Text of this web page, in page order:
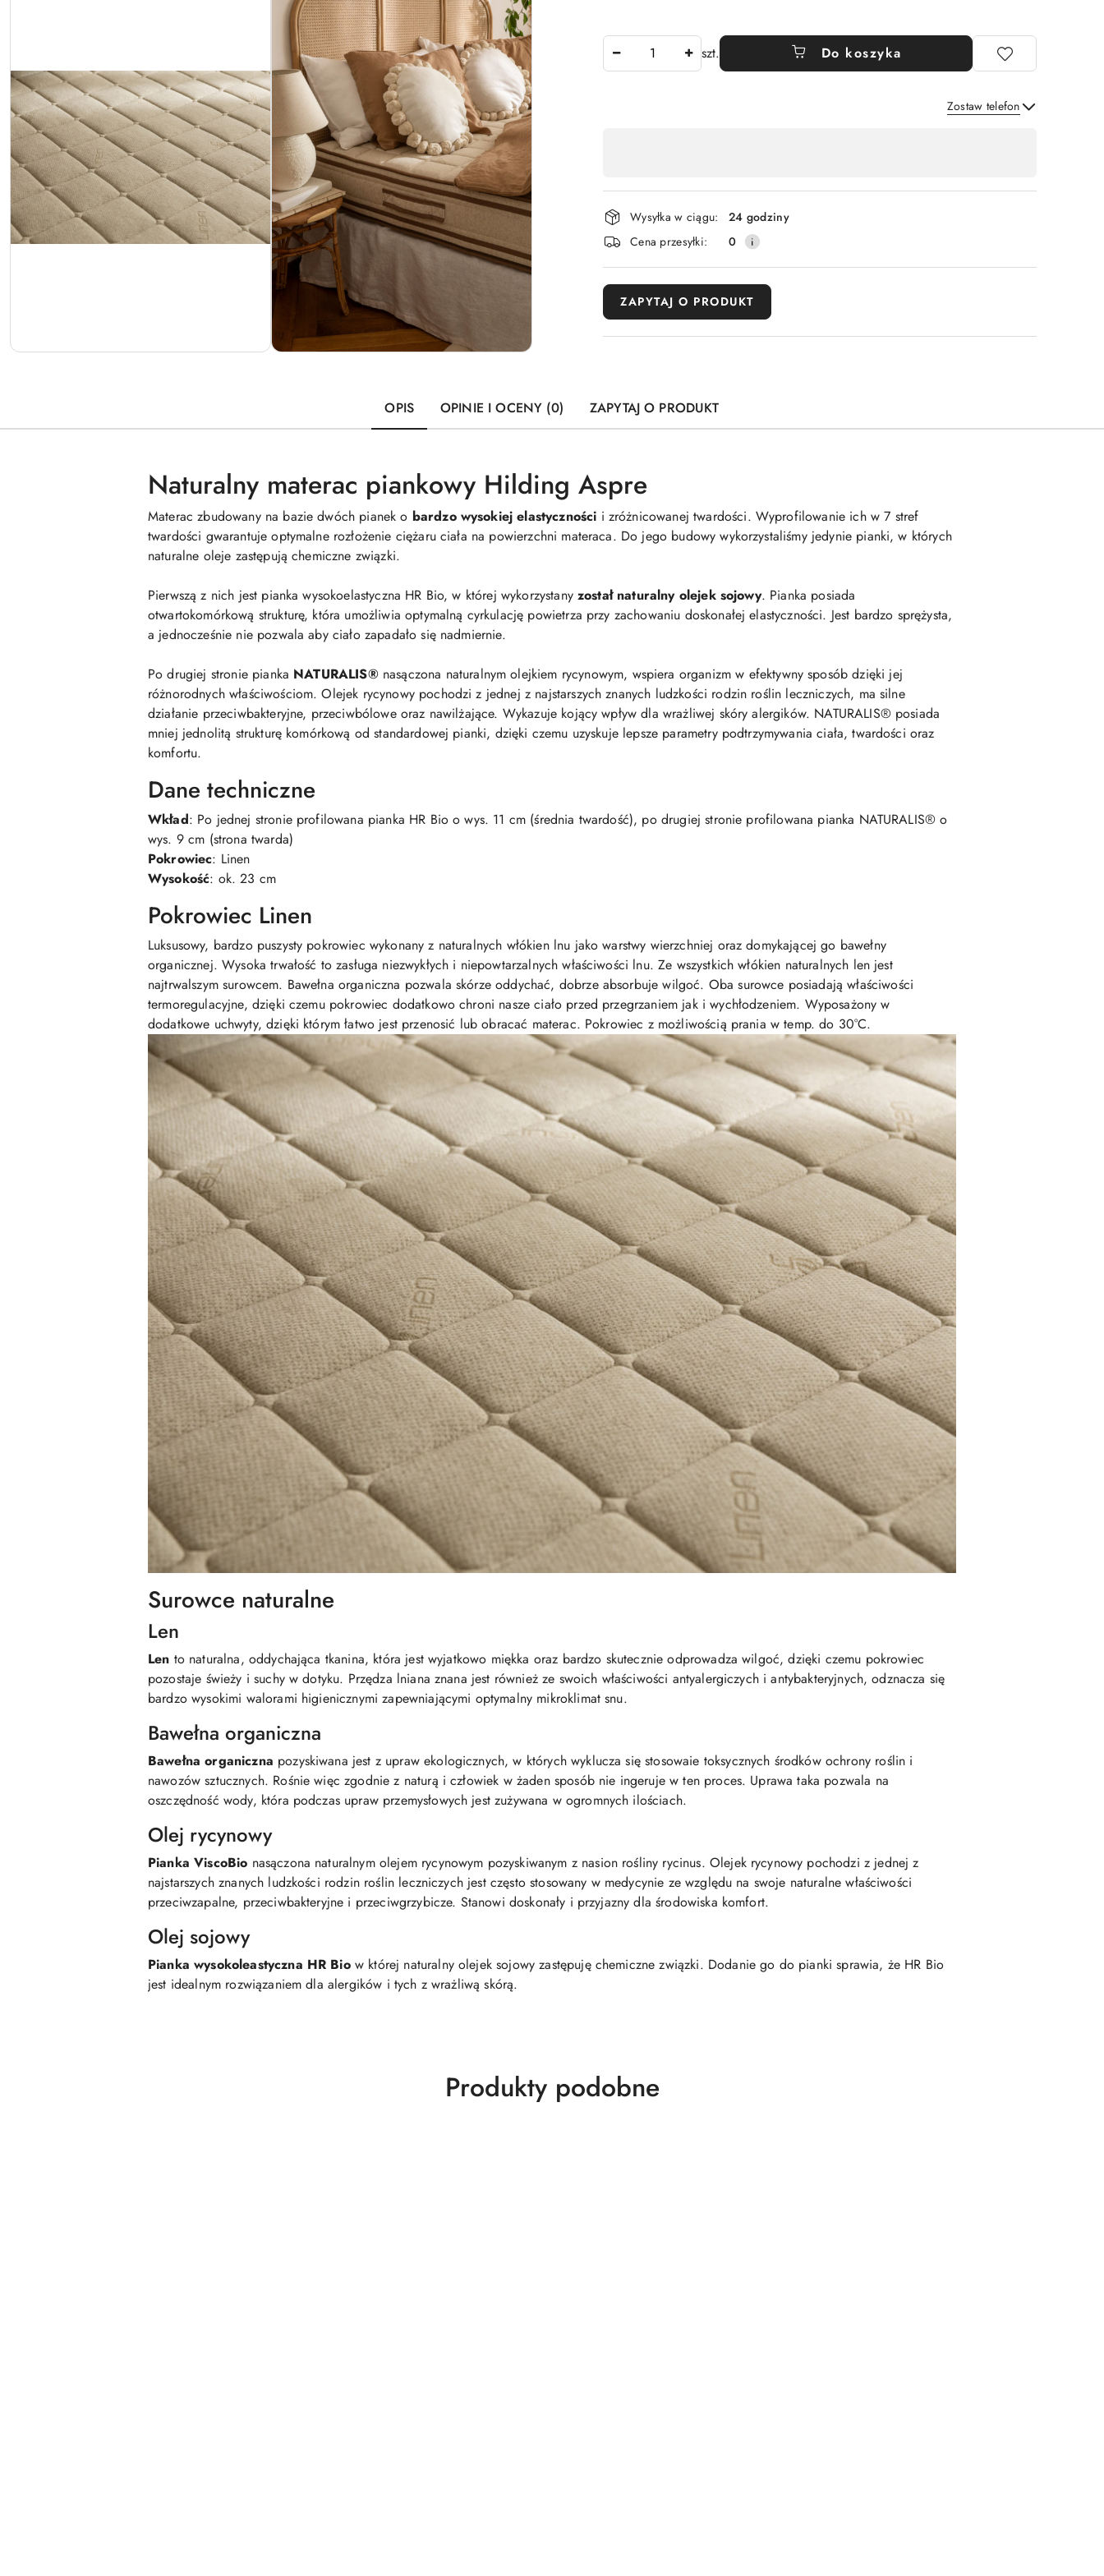
szt. Do koszyka
Zostaw telefon
płatność
i
dostawa
Wysyłka w ciągu:
24 godziny
Cena przesyłki:
0
ZAPYTAJ O PRODUKT
OPIS OPINIE I OCENY (0) ZAPYTAJ O PRODUKT
Naturalny materac piankowy Hilding Aspre
Materac zbudowany na bazie dwóch pianek o bardzo wysokiej elastyczności i zróżnicowanej twardości. Wyprofilowanie ich w 7 stref
twardości gwarantuje optymalne rozłożenie ciężaru ciała na powierzchni materaca. Do jego budowy wykorzystaliśmy jedynie pianki, w których
naturalne oleje zastępują chemiczne związki.
Pierwszą z nich jest pianka wysokoelastyczna HR Bio, w której wykorzystany został naturalny olejek sojowy. Pianka posiada
otwartokomórkową strukturę, która umożliwia optymalną cyrkulację powietrza przy zachowaniu doskonałej elastyczności. Jest bardzo sprężysta,
a jednocześnie nie pozwala aby ciało zapadało się nadmiernie.
Po drugiej stronie pianka NATURALIS®nasączona naturalnym olejkiem rycynowym, wspiera organizm w efektywny sposób dzięki jej
różnorodnych właściwościom. Olejek rycynowy pochodzi z jednej z najstarszych znanych ludzkości rodzin roślin leczniczych, ma silne
działanie przeciwbakteryjne, przeciwbólowe oraz nawilżające. Wykazuje kojący wpływ dla wrażliwej skóry alergików. NATURALIS® posiada
mniej jednolitą strukturę komórkową od standardowej pianki, dzięki czemu uzyskuje lepsze parametry podtrzymywania ciała, twardości oraz
komfortu.
Dane techniczne
Wkład: Po jednej stronie profilowana pianka HR Bio o wys. 11 cm (średnia twardość), po drugiej stronie profilowana pianka NATURALIS® o
wys. 9 cm (strona twarda)
Pokrowiec: Linen
Wysokość: ok. 23 cm
Pokrowiec Linen
Luksusowy, bardzo puszysty pokrowiec wykonany z naturalnych włókien lnu jako warstwy wierzchniej oraz domykającej go bawełny
organicznej. Wysoka trwałość to zasługa niezwykłych i niepowtarzalnych właściwości lnu. Ze wszystkich włókien naturalnych len jest
najtrwalszym surowcem. Bawełna organiczna pozwala skórze oddychać, dobrze absorbuje wilgoć. Oba surowce posiadają właściwości
termoregulacyjne, dzięki czemu pokrowiec dodatkowo chroni nasze ciało przed przegrzaniem jak i wychłodzeniem. Wyposażony w
dodatkowe uchwyty, dzięki którym łatwo jest przenosić lub obracać materac. Pokrowiec z możliwością prania w temp. do 30°C.
Surowce naturalne
Len
Len to naturalna, oddychająca tkanina, która jest wyjatkowo miękka oraz bardzo skutecznie odprowadza wilgoć, dzięki czemu pokrowiec
pozostaje świeży i suchy w dotyku. Przędza lniana znana jest również ze swoich właściwości antyalergiczych i antybakteryjnych, odznacza się
bardzo wysokimi walorami higienicznymi zapewniającymi optymalny mikroklimat snu.
Bawełna organiczna
Bawełna organiczna pozyskiwana jest z upraw ekologicznych, w których wyklucza się stosowaie toksycznych środków ochrony roślin i
nawozów sztucznych. Rośnie więc zgodnie z naturą i człowiek w żaden sposób nie ingeruje w ten proces. Uprawa taka pozwala na
oszczędność wody, która podczas upraw przemysłowych jest zużywana w ogromnych ilościach.
Olej rycynowy
Pianka ViscoBio nasączona naturalnym olejem rycynowym pozyskiwanym z nasion rośliny rycinus. Olejek rycynowy pochodzi z jednej z
najstarszych znanych ludzkości rodzin roślin leczniczych jest często stosowany w medycynie ze względu na swoje naturalne właściwości
przeciwzapalne, przeciwbakteryjne i przeciwgrzybicze. Stanowi doskonały i przyjazny dla środowiska komfort.
Olej sojowy
Pianka wysokoleastyczna HR Biow której naturalny olejek sojowy zastępuję chemiczne związki. Dodanie go do pianki sprawia, że HR Bio
jest idealnym rozwiązaniem dla alergików i tych z wrażliwą skórą.
Produkty
Produkty podobne